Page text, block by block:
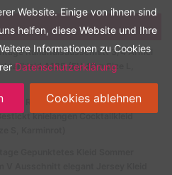
Rundhalsausschnitt 3/4 Ärmel
A135 (EU 40 = Size L,
Rundhalsausschnitt
knielangen Cocktailkleid
Website. Einige von ihnen sind
helfen, diese Website und Ihre
Informationen zu Cookies
Datenschutzerklärung
Cookies ablehnen